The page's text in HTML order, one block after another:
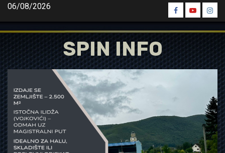
Skip
content
06/08/2026
Spin
Facebook
Spin
Youtube
Spin
SPIN INFO